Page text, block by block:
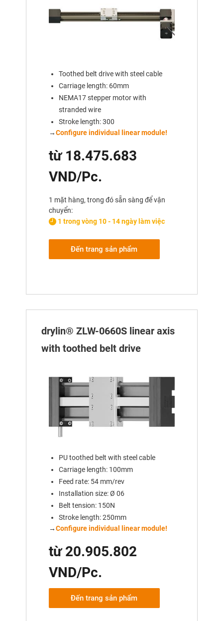
Toothed belt drive with steel cable
Carriage length: 60mm
NEMA17 stepper motor with
stranded wire
Stroke length: 300
→Configure individual linear module!
từ 18.475.683
VND/Pc.
1 mặt hàng, trong đó sẵn sàng để vận
chuyển:
1 trong vòng 10 - 14 ngày làm việc
Đến trang sản phẩm
drylin® ZLW-0660S linear axis
with toothed belt drive
PU toothed belt with steel cable
Carriage length: 100mm
Feed rate: 54 mm/rev
Installation size: Ø 06
Belt tension: 150N
Stroke length: 250mm
→Configure individual linear module!
từ 20.905.802
VND/Pc.
Đến trang sản phẩm